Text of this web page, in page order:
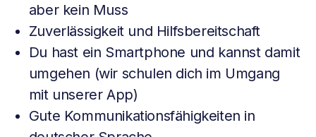
aber kein Muss
Zuverlässigkeit und Hilfsbereitschaft
Du hast ein Smartphone und kannst damit
umgehen (wir schulen dich im Umgang
mit unserer App)
Gute Kommunikationsfähigkeiten in